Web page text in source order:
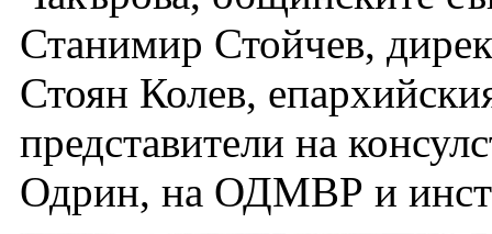
Станимир Стойчев,
Стоян Колев,
представители на
Одрин, на ОДМВР и